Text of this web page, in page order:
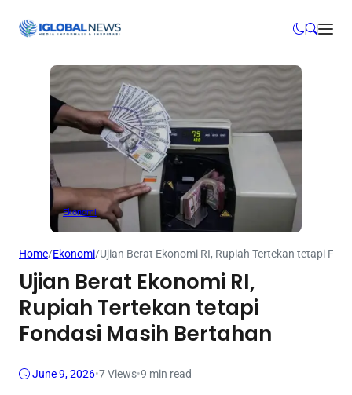
Ekonomi
Home/Ekonomi/Ujian Berat Ekonomi RI, Rupiah Tertekan tetapi
Ujian Berat Ekonomi RI,
Rupiah Tertekan tetapi
Fondasi Masih Bertahan
June 9, 2026•7Views•9 min read